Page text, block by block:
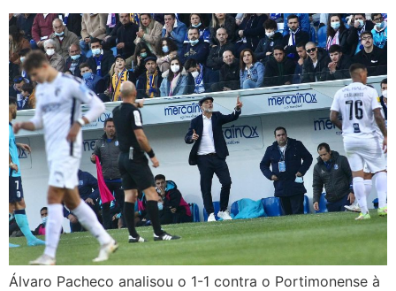
Álvaro Pacheco analisou o 1-1 contra o Portimonense à